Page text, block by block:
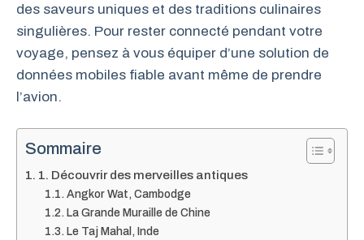
des saveurs uniques et des traditions culinaires
singulières. Pour rester connecté pendant votre
voyage, pensez à vous équiper d’une solution de
données mobiles fiable avant même de prendre
l’avion.
Sommaire
1. Découvrir des merveilles antiques
Angkor Wat, Cambodge
La Grande Muraille de Chine
Le Taj Mahal, Inde